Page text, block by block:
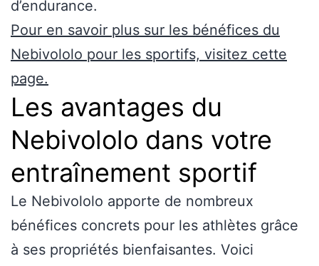
d’endurance.
Pour en savoir plus sur les bénéfices du
Nebivololo pour les sportifs, visitez cette
page.
Les avantages du
Nebivololo dans votre
entraînement sportif
Le Nebivololo apporte de nombreux
bénéfices concrets pour les athlètes grâce
à ses propriétés bienfaisantes. Voici